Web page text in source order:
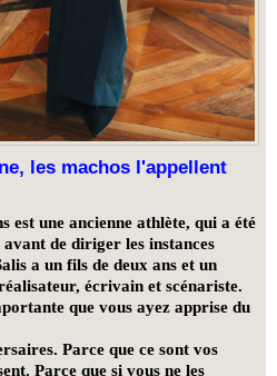
les machos l'appellent
de diriger les instances
a un fils de deux ans et un
écrivain et scénariste.
que vous ayez apprise du
Parce que ce sont vos
Parce que si vous ne les